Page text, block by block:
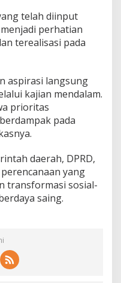
telah diinput
perhatian
terealisasi pada
aspirasi langsung
kajian mendalam.
prioritas
pada
daerah, DPRD,
yang
transformasi sosial-
saing.